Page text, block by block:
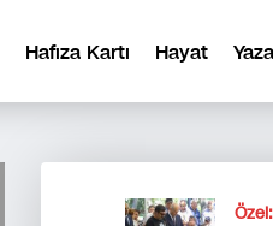
Hafıza Kartı Hayat